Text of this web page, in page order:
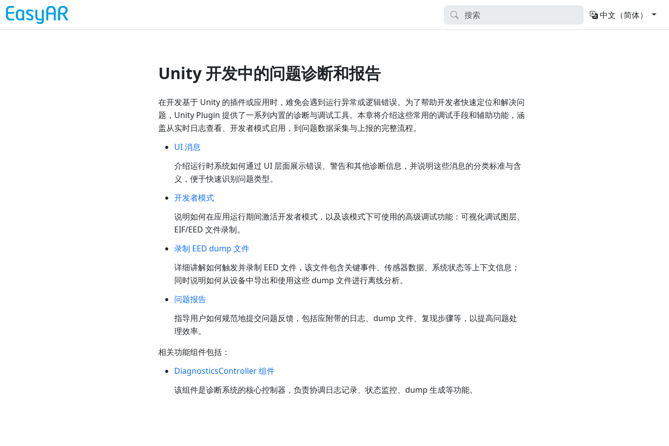
中文（简体）
Unity 开发中的问题诊断和报告
在开发基于 Unity 的插件或应用时，难免会遇到运行异常或逻辑错误。为了帮助开发者快速定位和解决问
题，Unity Plugin 提供了一系列内置的诊断与调试工具。本章将介绍这些常用的调试手段和辅助功能，涵
盖从实时日志查看、开发者模式启用，到问题数据采集与上报的完整流程。
UI 消息
介绍运行时系统如何通过 UI 层面展示错误、警告和其他诊断信息，并说明这些消息的分类标准与含
义，便于快速识别问题类型。
开发者模式
说明如何在应用运行期间激活开发者模式，以及该模式下可使用的高级调试功能：可视化调试图层、
EIF/EED 文件录制。
录制 EED dump 文件
详细讲解如何触发并录制 EED 文件，该文件包含关键事件、传感器数据、系统状态等上下文信息；
同时说明如何从设备中导出和使用这些 dump 文件进行离线分析。
问题报告
指导用户如何规范地提交问题反馈，包括应附带的日志、dump 文件、复现步骤等，以提高问题处
理效率。
相关功能组件包括：
DiagnosticsController 组件
该组件是诊断系统的核心控制器，负责协调日志记录、状态监控、dump 生成等功能。